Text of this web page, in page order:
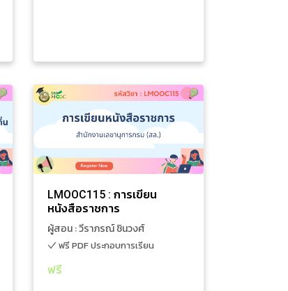
LMOOC115 : การเขียน
หนังสือราชการ
ผู้สอน : วีราภรณ์ ชินวงศ์
ฟรี PDF ประกอบการเรียน
ฟรี
ความรู้ทั่วไปที่เกี่ยวข้อง
LMOOC115 : การเขียน
หนังสือราชการ
ผู้สอน : วีราภรณ์ ชิน
วงศ์
1 ชั่วโมง 18 นาที
ฟรี PDF ประกอบการเรียน